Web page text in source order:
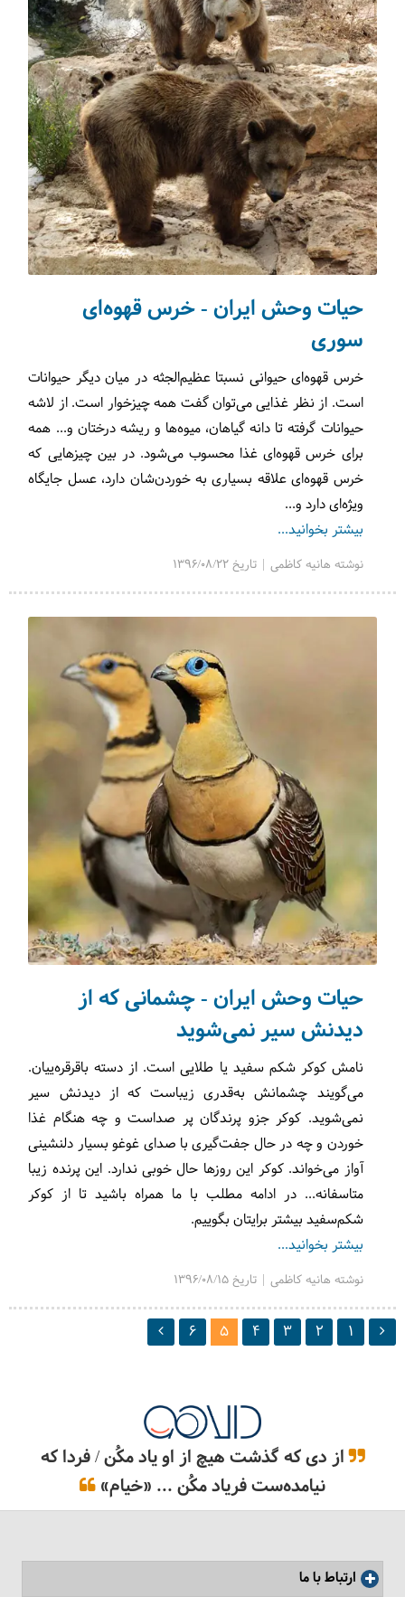
حیات وحش ایران - خرس قهوه‌ای
سوری
خرس قهوه‌ای حیوانی نسبتا عظیم‌الجثه در میان دیگر حیوانات
است. از نظر غذایی می‌توان گفت همه چیزخوار است. از لاشه
حیوانات گرفته تا دانه گیاهان، میوه‌ها و ریشه درختان و... همه
برای خرس قهوه‌ای غذا محسوب می‌شود. در بین چیزهایی که
خرس قهوه‌ای علاقه‌ بسیاری به خوردن‌شان دارد، عسل جایگاه
ویژه‌ای دارد و...
بیشتر بخوانید...
نوشته هانیه کاظمی | تاریخ 1396/08/22
حیات وحش ایران - چشمانی که از
دیدنش سیر نمی‌شوید
نامش کوکر شکم سفید یا طلایی است. از دسته باقرقره‌ییان.
می‌گویند چشمانش به‌قدری زیباست که از دیدنش سیر
نمی‌شوید. کوکر جزو پرندگان پر صداست و چه هنگام غذا
خوردن و چه در حال جفت‌گیری با صدای غوغو بسیار دلنشینی
آواز می‌خواند. کوکر این روزها حال خوبی ندارد. این پرنده زیبا
متاسفانه... در ادامه مطلب با ما همراه باشید تا از کوکر
شکم‌سفید بیشتر برایتان بگوییم.
بیشتر بخوانید...
نوشته هانیه کاظمی | تاریخ 1396/08/15
1
2
3
4
5
6
از دی که گذشت هیچ از او یاد مکُن / فردا که
نیامده‌ست فریاد مکُن ... «خیام»
ارتباط با ما